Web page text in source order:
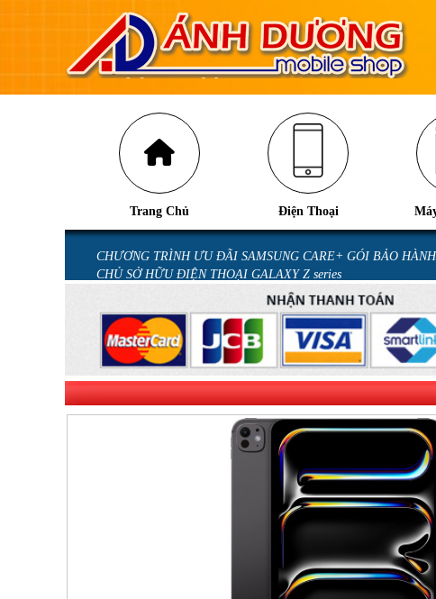
Trang Chủ Điện Thoại
CHƯƠNG TRÌNH ƯU ĐÃI SAMSUNG CARE+ GÓI BẢO
CHỦ SỞ HỮU ĐIỆN THOẠI GALAXY Z series